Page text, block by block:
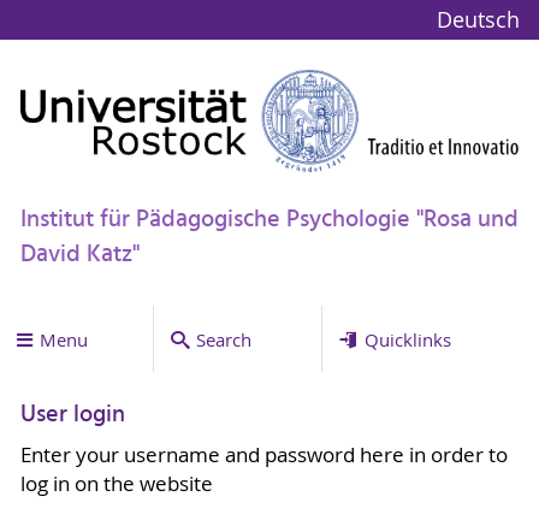
Deutsch
Institut für Pädagogische Psychologie "Rosa und
David Katz"
Menu Search Quicklinks
User login
Enter your username and password here in order to
log in on the website